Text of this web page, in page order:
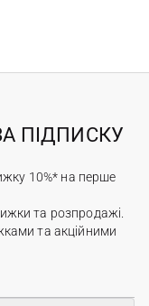
ПІДПИСКУ
10%* на перше
та розпродажі.
та акційними